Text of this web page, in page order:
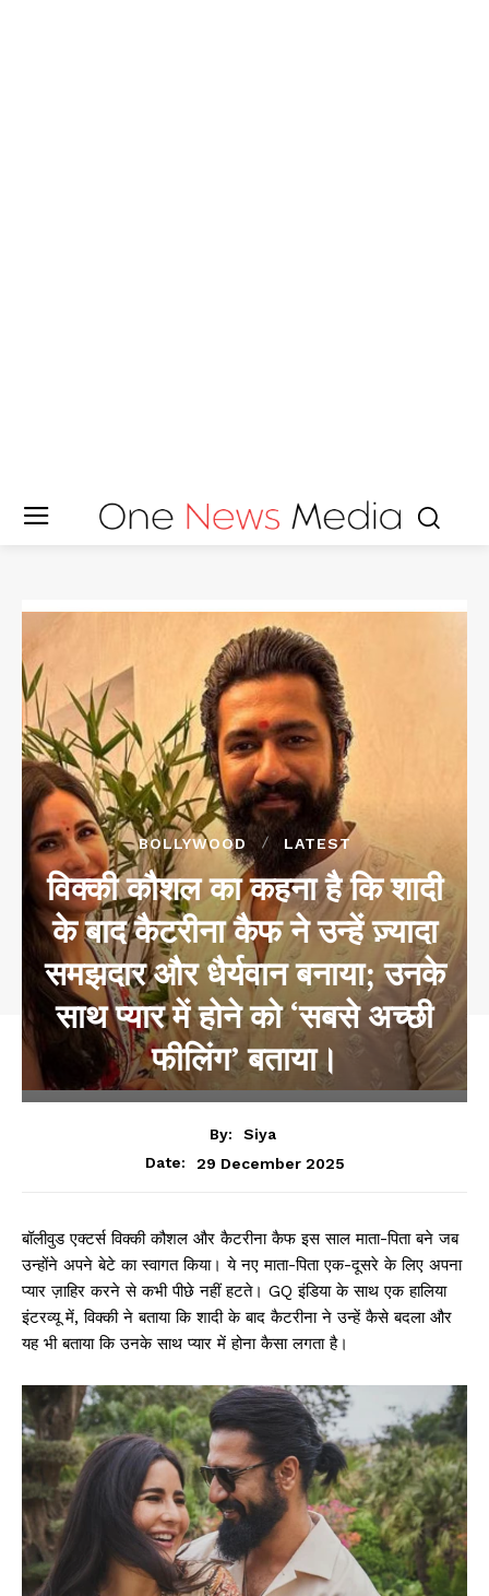
BOLLYWOOD LATEST
विक्की कौशल का कहना है कि शादी
के बाद कैटरीना कैफ ने उन्हें ज़्यादा
समझदार और धैर्यवान बनाया; उनके
साथ प्यार में होने को ‘सबसे अच्छी
फीलिंग’ बताया।
By:
Siya
Date:
29 December 2025
बॉलीवुड एक्टर्स विक्की कौशल और कैटरीना कैफ इस साल माता-पिता बने जब
उन्होंने अपने बेटे का स्वागत किया। ये नए माता-पिता एक-दूसरे के लिए अपना
प्यार ज़ाहिर करने से कभी पीछे नहीं हटते। GQ इंडिया के साथ एक हालिया
इंटरव्यू में, विक्की ने बताया कि शादी के बाद कैटरीना ने उन्हें कैसे बदला और
यह भी बताया कि उनके साथ प्यार में होना कैसा लगता है।